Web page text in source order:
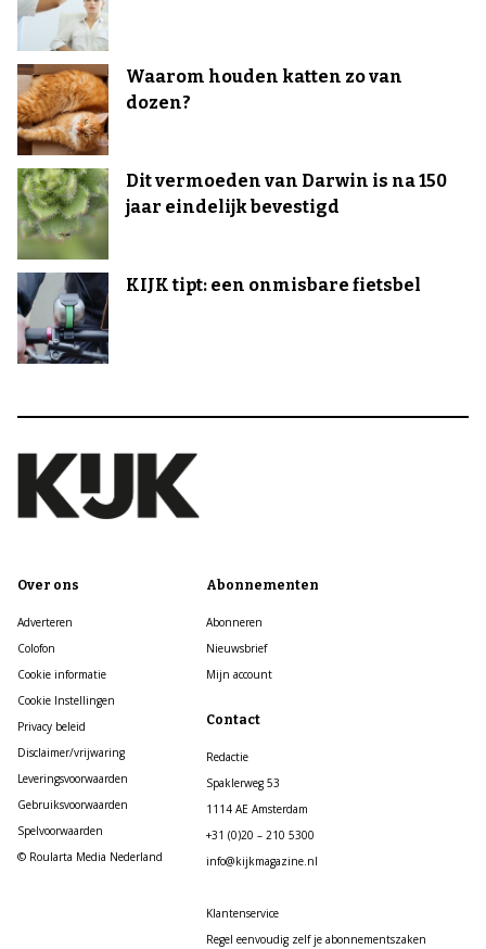
Waarom houden katten zo van
dozen?
Dit vermoeden van Darwin is na 150
jaar eindelijk bevestigd
KIJK tipt: een onmisbare fietsbel
Over ons
Adverteren
Colofon
Cookie informatie
Cookie Instellingen
Privacy beleid
Disclaimer/vrijwaring
Leveringsvoorwaarden
Gebruiksvoorwaarden
Spelvoorwaarden
© Roularta Media Nederland
Abonnementen
Abonneren
Nieuwsbrief
Mijn account
Contact
Redactie
Spaklerweg 53
1114 AE Amsterdam
+31 (0)20 – 210 5300
info@kijkmagazine.nl
Klantenservice
Regel eenvoudig zelf je abonnementszaken